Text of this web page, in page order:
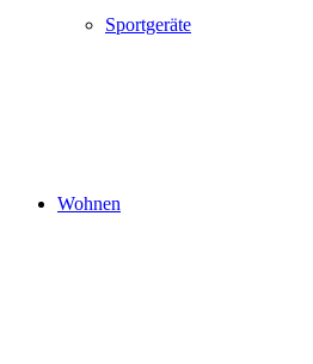
Sportgeräte
Wohnen